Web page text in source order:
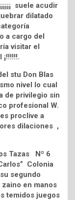
suele acudir
dilatado
a cargo del
visitar el
stu Don Blas
nivel lo cual
de privilegio sin
profesional W.
proclive a
dilaciones ,
Tazas Nº 6
Colonia
segundo
en manos
temidos juegos